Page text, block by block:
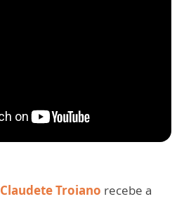
Claudete Troiano recebe a